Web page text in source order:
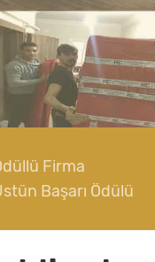
Firma
Başarı Ödülü